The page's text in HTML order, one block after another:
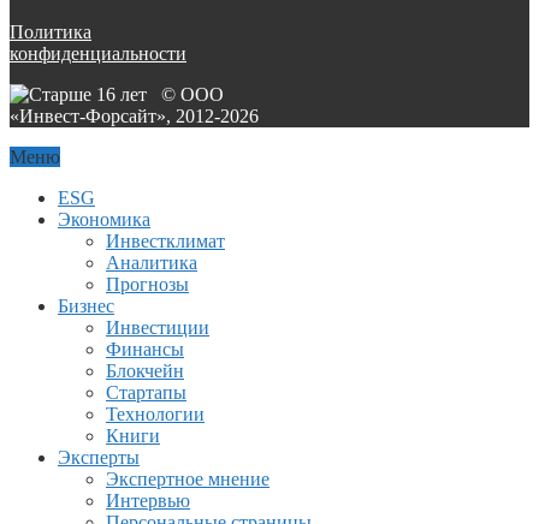
Политика
конфиденциальности
© ООО
«Инвест-Форсайт», 2012-2026
Меню
ESG
Экономика
Инвестклимат
Аналитика
Прогнозы
Бизнес
Инвестиции
Финансы
Блокчейн
Стартапы
Технологии
Книги
Эксперты
Экспертное мнение
Интервью